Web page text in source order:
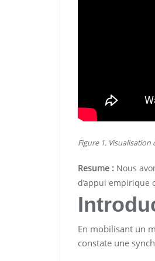
Figure 1. Visualisation
Resume : Nous
d’appui empirique
En mobilisant un
constate une